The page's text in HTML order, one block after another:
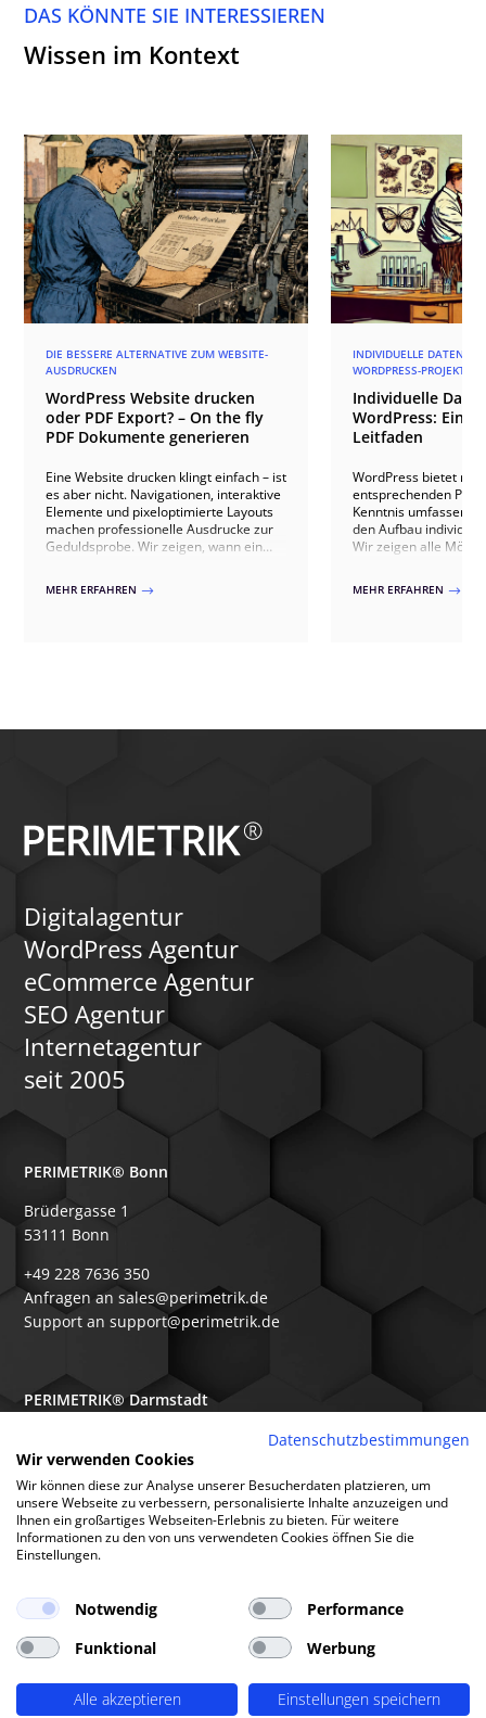
DAS KÖNNTE SIE INTERESSIEREN
Wissen im Kontext
DIE BESSERE ALTERNATIVE ZUM WEBSITE-
AUSDRUCKEN
WordPress Website drucken
oder PDF Export? – On the fly
PDF Dokumente generieren
Eine Website drucken klingt einfach – ist
es aber nicht. Navigationen, interaktive
Elemente und pixeloptimierte Layouts
machen professionelle Ausdrucke zur
Geduldsprobe. Wir zeigen, wann ein
Grenzen stoßen und wann eine
MEHR ERFAHREN $
INDIVIDUELLE
WORDPRESS-PROJEKT!
Individuelle
WordPress: Ein
Leitfaden
WordPress bietet mit
entsprechenden
Kenntnis
den Aufbau
Wir zeigen alle
um komplexe
MEHR ERFAHREN $
Digitalagentur
WordPress Agentur
eCommerce Agentur
SEO Agentur
Internetagentur
seit 2005
PERIMETRIK® Bonn
Brüdergasse 1
53111 Bonn
+49 228 7636 350
Anfragen an sales@perimetrik.de
Support an support@perimetrik.de
PERIMETRIK® Darmstadt
64367 Mühltal
+49 6151 3944 80
Anfragen an sales@perimetrik.de
Support an support@perimetrik.de
© PERIMETRIK® 2026 |Impressum Datenschutzerklärung|Cookies
Datenschutzbestimmungen
Wir verwenden Cookies
Wir können diese zur Analyse unserer Besucherdaten platzieren, um
unsere Webseite zu verbessern, personalisierte Inhalte anzuzeigen und
Ihnen ein großartiges Webseiten-Erlebnis zu bieten. Für weitere
Informationen zu den von uns verwendeten Cookies öffnen Sie die
Einstellungen.
Notwendig
Performance
Funktional
Werbung
Alle akzeptieren Einstellungen speichern